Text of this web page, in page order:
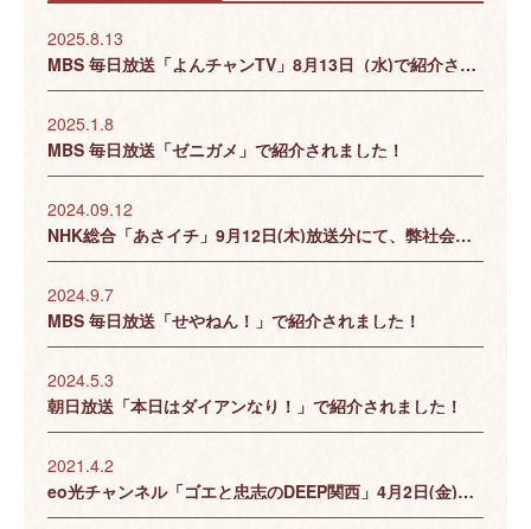
2025.8.13
MBS 毎日放送「よんチャンTV」8月13日（水)で紹介されました！
2025.1.8
MBS 毎日放送「ゼニガメ」で紹介されました！
2024.09.12
NHK総合「あさイチ」9月12日(木)放送分にて、弊社会長が出演いたしました！
2024.9.7
MBS 毎日放送「せやねん！」で紹介されました！
2024.5.3
朝日放送「本日はダイアンなり！」で紹介されました！
2021.4.2
eo光チャンネル「ゴエと忠志のDEEP関西」4月2日(金)放送分にて、㈱松原製餡所の「春にたべたいあんこ」についてご紹介いただきました！